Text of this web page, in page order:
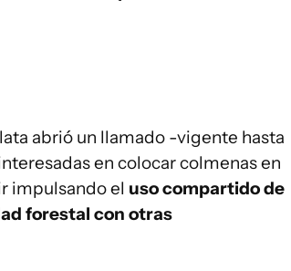
abrió un llamado -vigente hasta
en colocar colmenas en
impulsando el uso compartido de
forestal con otras